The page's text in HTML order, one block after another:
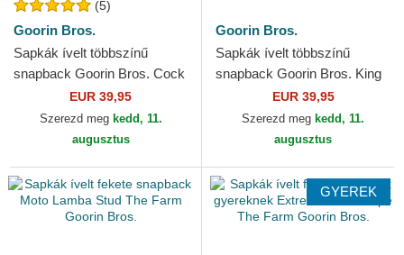
(5)
Goorin Bros.
Sapkák ívelt többszínű
snapback Goorin Bros. Cock
Team Rooster Original
Recipe Team Pride The...
EUR 39,95
Szerezd meg kedd, 11.
augusztus
Goorin Bros.
Sapkák ívelt többszínű
snapback Goorin Bros. King
Team Tiger Original Recipe
Team Pride The Farm...
EUR 39,95
Szerezd meg kedd, 11.
augusztus
GYEREK